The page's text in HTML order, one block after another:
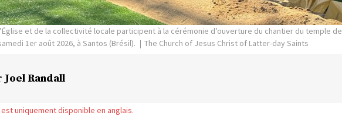
et de la collectivité locale participent à la cérémonie d’ouverture du chantier du temple de
1er août 2026, à Santos (Brésil).
The Church of Jesus Christ of Latter-day Saints
Joel Randall
uniquement disponible en anglais.